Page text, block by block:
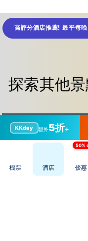
高評分酒店推薦! 最平每
探索其他
探索其他
KKday 額外5折✈️
機票 酒店
50%
優惠